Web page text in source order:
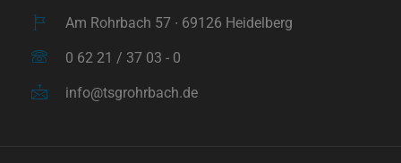
Am Rohrbach 57 ∙ 69126 Heidelberg
0 62 21 / 37 03 - 0
info@tsgrohrbach.de